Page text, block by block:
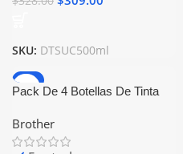
SKU: DTSUC500ml
-8%
Pack De 4 Botellas De Tinta
Generico
Brother